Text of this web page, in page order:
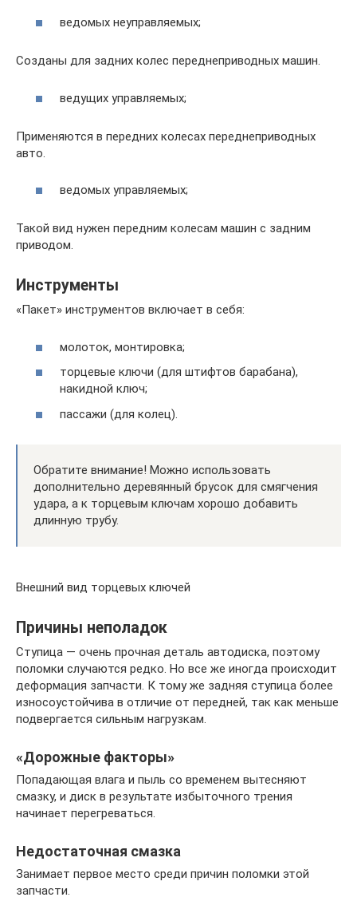
ведомых неуправляемых;
Созданы для задних колес переднеприводных машин.
ведущих управляемых;
Применяются в передних колесах переднеприводных
авто.
ведомых управляемых;
Такой вид нужен передним колесам машин с задним
приводом.
Инструменты
«Пакет» инструментов включает в себя:
молоток, монтировка;
торцевые ключи (для штифтов барабана),
накидной ключ;
пассажи (для колец).
Обратите внимание! Можно использовать
дополнительно деревянный брусок для смягчения
удара, а к торцевым ключам хорошо добавить
длинную трубу.
Внешний вид торцевых ключей
Причины неполадок
Ступица — очень прочная деталь автодиска, поэтому
поломки случаются редко. Но все же иногда происходит
деформация запчасти. К тому же задняя ступица более
износоустойчива в отличие от передней, так как меньше
подвергается сильным нагрузкам.
«Дорожные факторы»
Попадающая влага и пыль со временем вытесняют
смазку, и диск в результате избыточного трения
начинает перегреваться.
Недостаточная смазка
Занимает первое место среди причин поломки этой
запчасти.